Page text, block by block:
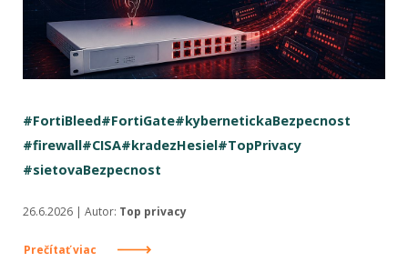
#FortiBleed#FortiGate#kybernetickaBezpecnost
#firewall#CISA#kradezHesiel#TopPrivacy
#sietovaBezpecnost
26.6.2026 | Autor: Top privacy
Prečítať viac